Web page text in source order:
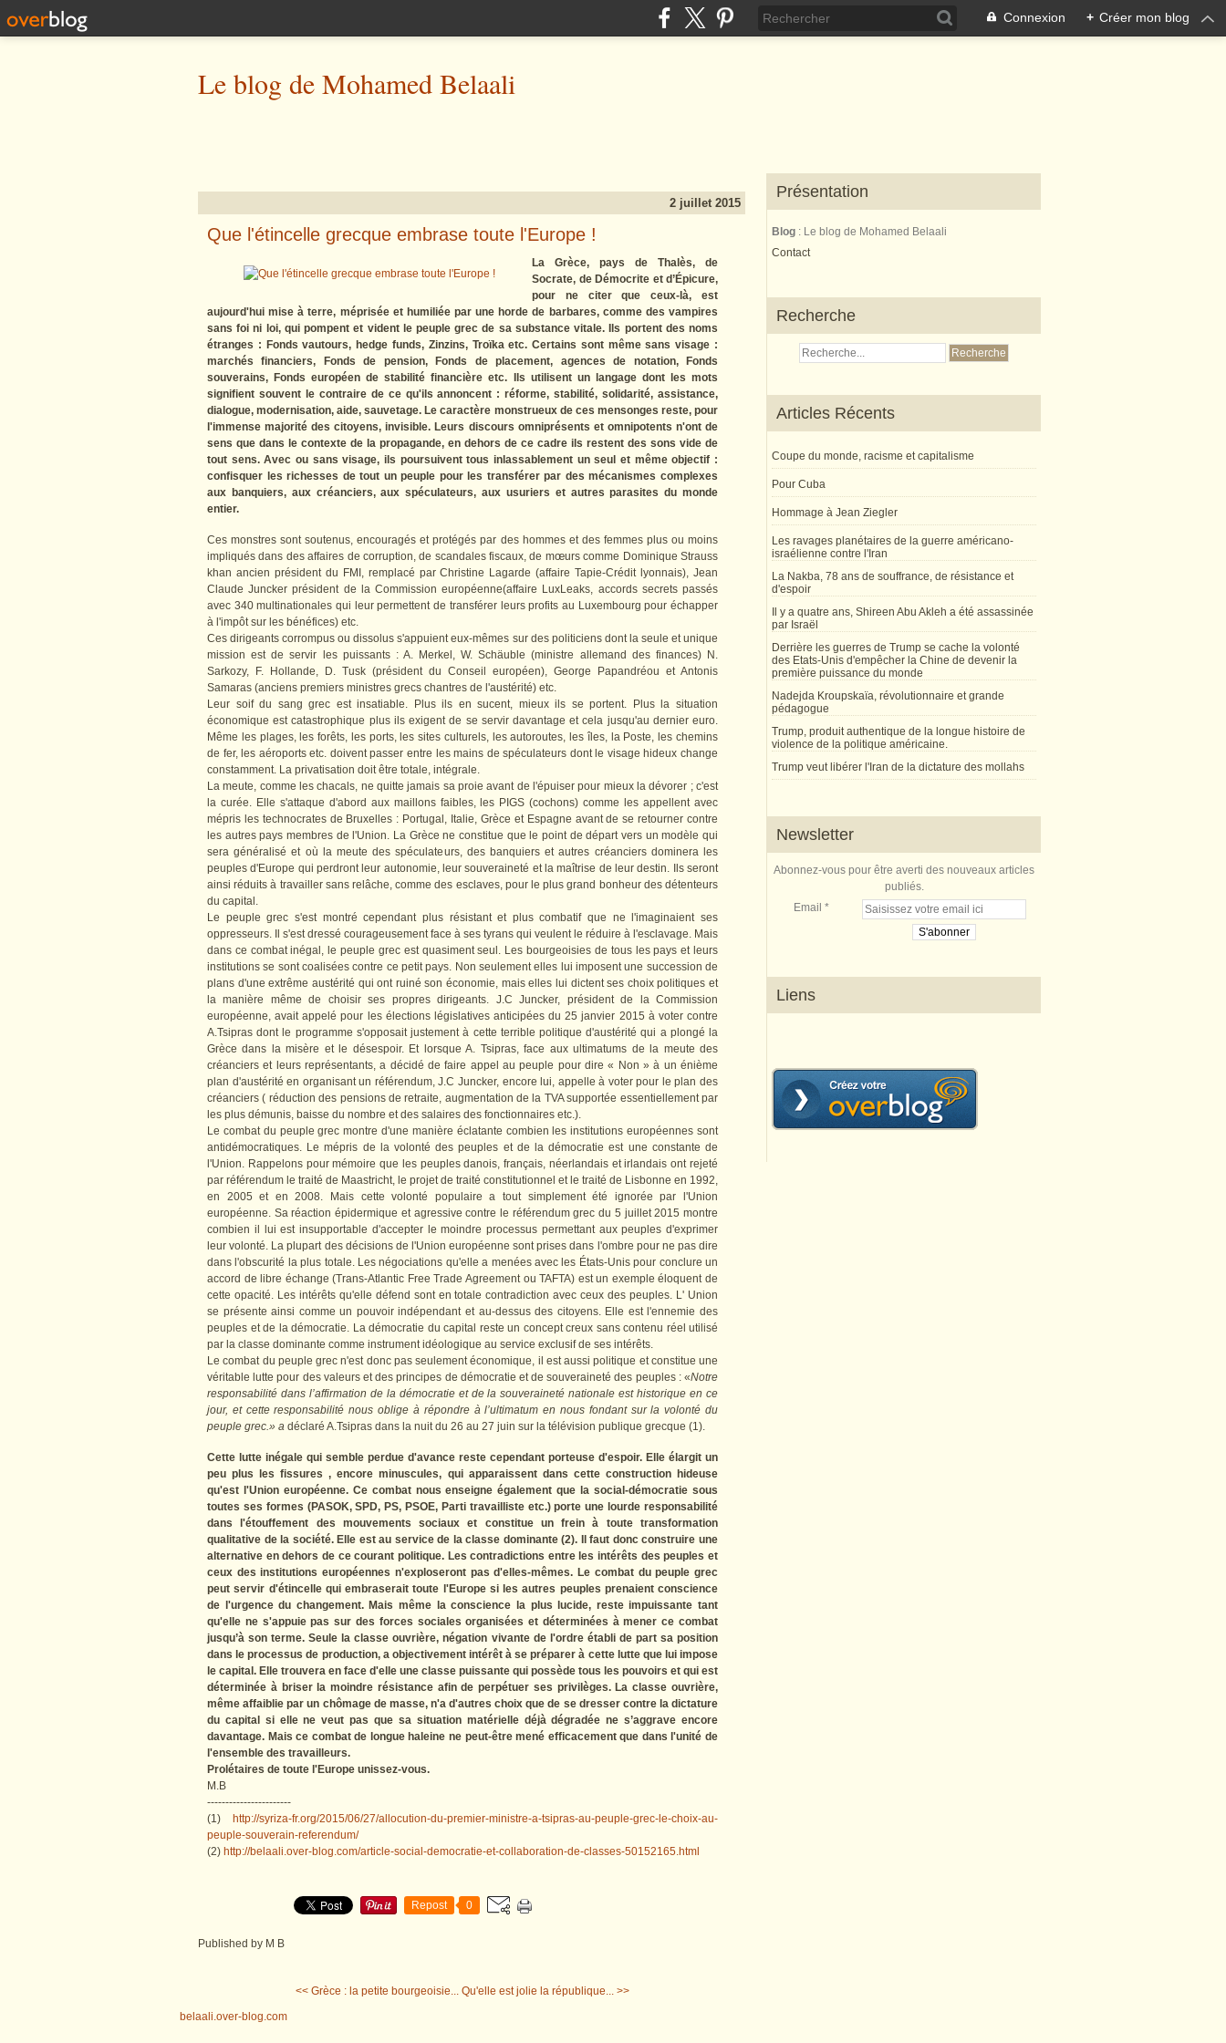
Connexion + Créer mon blog
Le blog de Mohamed Belaali
2 juillet 2015
Que l'étincelle grecque embrase toute l'Europe !
La Grèce, pays de Thalès, de
Socrate, de Démocrite et d’Épicure,
pour ne citer que ceux-là, est
aujourd'hui mise à terre, méprisée et humiliée par une horde de barbares, comme des vampires
sans foi ni loi, qui pompent et vident le peuple grec de sa substance vitale. Ils portent des noms
étranges : Fonds vautours, hedge funds, Zinzins, Troïka etc. Certains sont même sans visage :
marchés financiers, Fonds de pension, Fonds de placement, agences de notation, Fonds
souverains, Fonds européen de stabilité financière etc. Ils utilisent un langage dont les mots
signifient souvent le contraire de ce qu'ils annoncent : réforme, stabilité, solidarité, assistance,
dialogue, modernisation, aide, sauvetage. Le caractère monstrueux de ces mensonges reste, pour
l'immense majorité des citoyens, invisible. Leurs discours omniprésents et omnipotents n'ont de
sens que dans le contexte de la propagande, en dehors de ce cadre ils restent des sons vide de
tout sens. Avec ou sans visage, ils poursuivent tous inlassablement un seul et même objectif :
confisquer les richesses de tout un peuple pour les transférer par des mécanismes complexes
aux banquiers, aux créanciers, aux spéculateurs, aux usuriers et autres parasites du monde
entier.
Ces monstres sont soutenus, encouragés et protégés par des hommes et des femmes plus ou moins
impliqués dans des affaires de corruption, de scandales fiscaux, de mœurs comme Dominique Strauss
khan ancien président du FMI, remplacé par Christine Lagarde (affaire Tapie-Crédit lyonnais), Jean
Claude Juncker président de la Commission européenne(affaire LuxLeaks, accords secrets passés
avec 340 multinationales qui leur permettent de transférer leurs profits au Luxembourg pour échapper
à l'impôt sur les bénéfices) etc.
Ces dirigeants corrompus ou dissolus s'appuient eux-mêmes sur des politiciens dont la seule et unique
mission est de servir les puissants : A. Merkel, W. Schäuble (ministre allemand des finances) N.
Sarkozy, F. Hollande, D. Tusk (président du Conseil européen), George Papandréou et Antonis
Samaras (anciens premiers ministres grecs chantres de l'austérité) etc.
Leur soif du sang grec est insatiable. Plus ils en sucent, mieux ils se portent. Plus la situation
économique est catastrophique plus ils exigent de se servir davantage et cela jusqu'au dernier euro.
Même les plages, les forêts, les ports, les sites culturels, les autoroutes, les îles, la Poste, les chemins
de fer, les aéroports etc. doivent passer entre les mains de spéculateurs dont le visage hideux change
constamment. La privatisation doit être totale, intégrale.
La meute, comme les chacals, ne quitte jamais sa proie avant de l'épuiser pour mieux la dévorer ; c'est
la curée. Elle s'attaque d'abord aux maillons faibles, les PIGS (cochons) comme les appellent avec
mépris les technocrates de Bruxelles : Portugal, Italie, Grèce et Espagne avant de se retourner contre
les autres pays membres de l'Union. La Grèce ne constitue que le point de départ vers un modèle qui
sera généralisé et où la meute des spéculateurs, des banquiers et autres créanciers dominera les
peuples d'Europe qui perdront leur autonomie, leur souveraineté et la maîtrise de leur destin. Ils seront
ainsi réduits à travailler sans relâche, comme des esclaves, pour le plus grand bonheur des détenteurs
du capital.
Le peuple grec s'est montré cependant plus résistant et plus combatif que ne l'imaginaient ses
oppresseurs. Il s'est dressé courageusement face à ses tyrans qui veulent le réduire à l'esclavage. Mais
dans ce combat inégal, le peuple grec est quasiment seul. Les bourgeoisies de tous les pays et leurs
institutions se sont coalisées contre ce petit pays. Non seulement elles lui imposent une succession de
plans d'une extrême austérité qui ont ruiné son économie, mais elles lui dictent ses choix politiques et
la manière même de choisir ses propres dirigeants. J.C Juncker, président de la Commission
européenne, avait appelé pour les élections législatives anticipées du 25 janvier 2015 à voter contre
A.Tsipras dont le programme s'opposait justement à cette terrible politique d'austérité qui a plongé la
Grèce dans la misère et le désespoir. Et lorsque A. Tsipras, face aux ultimatums de la meute des
créanciers et leurs représentants, a décidé de faire appel au peuple pour dire « Non » à un énième
plan d'austérité en organisant un référendum, J.C Juncker, encore lui, appelle à voter pour le plan des
créanciers ( réduction des pensions de retraite, augmentation de la TVA supportée essentiellement par
les plus démunis, baisse du nombre et des salaires des fonctionnaires etc.).
Le combat du peuple grec montre d'une manière éclatante combien les institutions européennes sont
antidémocratiques. Le mépris de la volonté des peuples et de la démocratie est une constante de
l'Union. Rappelons pour mémoire que les peuples danois, français, néerlandais et irlandais ont rejeté
par référendum le traité de Maastricht, le projet de traité constitutionnel et le traité de Lisbonne en 1992,
en 2005 et en 2008. Mais cette volonté populaire a tout simplement été ignorée par l'Union
européenne. Sa réaction épidermique et agressive contre le référendum grec du 5 juillet 2015 montre
combien il lui est insupportable d'accepter le moindre processus permettant aux peuples d'exprimer
leur volonté. La plupart des décisions de l'Union européenne sont prises dans l'ombre pour ne pas dire
dans l'obscurité la plus totale. Les négociations qu'elle a menées avec les États-Unis pour conclure un
accord de libre échange (Trans-Atlantic Free Trade Agreement ou TAFTA) est un exemple éloquent de
cette opacité. Les intérêts qu'elle défend sont en totale contradiction avec ceux des peuples. L' Union
se présente ainsi comme un pouvoir indépendant et au-dessus des citoyens. Elle est l'ennemie des
peuples et de la démocratie. La démocratie du capital reste un concept creux sans contenu réel utilisé
par la classe dominante comme instrument idéologique au service exclusif de ses intérêts.
Le combat du peuple grec n'est donc pas seulement économique, il est aussi politique et constitue une
véritable lutte pour des valeurs et des principes de démocratie et de souveraineté des peuples : «Notre
responsabilité dans l’affirmation de la démocratie et de la souveraineté nationale est historique en ce
jour, et cette responsabilité nous oblige à répondre à l’ultimatum en nous fondant sur la volonté du
peuple grec.» a déclaré A.Tsipras dans la nuit du 26 au 27 juin sur la télévision publique grecque (1).
Cette lutte inégale qui semble perdue d'avance reste cependant porteuse d'espoir. Elle élargit un
peu plus les fissures , encore minuscules, qui apparaissent dans cette construction hideuse
qu'est l'Union européenne. Ce combat nous enseigne également que la social-démocratie sous
toutes ses formes (PASOK, SPD, PS, PSOE, Parti travailliste etc.) porte une lourde responsabilité
dans l'étouffement des mouvements sociaux et constitue un frein à toute transformation
qualitative de la société. Elle est au service de la classe dominante (2). Il faut donc construire une
alternative en dehors de ce courant politique. Les contradictions entre les intérêts des peuples et
ceux des institutions européennes n'exploseront pas d'elles-mêmes. Le combat du peuple grec
peut servir d'étincelle qui embraserait toute l'Europe si les autres peuples prenaient conscience
de l'urgence du changement. Mais même la conscience la plus lucide, reste impuissante tant
qu'elle ne s'appuie pas sur des forces sociales organisées et déterminées à mener ce combat
jusqu’à son terme. Seule la classe ouvrière, négation vivante de l'ordre établi de part sa position
dans le processus de production, a objectivement intérêt à se préparer à cette lutte que lui impose
le capital. Elle trouvera en face d'elle une classe puissante qui possède tous les pouvoirs et qui est
déterminée à briser la moindre résistance afin de perpétuer ses privilèges. La classe ouvrière,
même affaiblie par un chômage de masse, n'a d'autres choix que de se dresser contre la dictature
du capital si elle ne veut pas que sa situation matérielle déjà dégradée ne s’aggrave encore
davantage. Mais ce combat de longue haleine ne peut-être mené efficacement que dans l'unité de
l'ensemble des travailleurs.
Prolétaires de toute l'Europe unissez-vous.
M.B
-----------------------
(1)
http://syriza-fr.org/2015/06/27/allocution-du-premier-ministre-a-tsipras-au-peuple-grec-le-choix-au-
peuple-souverain-referendum/
(2) http://belaali.over-blog.com/article-social-democratie-et-collaboration-de-classes-50152165.html
Repost 0
Published by M B
<< Grèce : la petite bourgeoisie... Qu'elle est jolie la république... >>
Présentation
Blog : Le blog de Mohamed Belaali
Contact
Recherche
Articles Récents
Coupe du monde, racisme et capitalisme
Pour Cuba
Hommage à Jean Ziegler
Les ravages planétaires de la guerre américano-
israélienne contre l'Iran
La Nakba, 78 ans de souffrance, de résistance et
d'espoir
Il y a quatre ans, Shireen Abu Akleh a été assassinée
par Israël
Derrière les guerres de Trump se cache la volonté
des Etats-Unis d'empêcher la Chine de devenir la
première puissance du monde
Nadejda Kroupskaïa, révolutionnaire et grande
pédagogue
Trump, produit authentique de la longue histoire de
violence de la politique américaine.
Trump veut libérer l'Iran de la dictature des mollahs
Newsletter
Abonnez-vous pour être averti des nouveaux articles
publiés.
Email
Liens
belaali.over-blog.com